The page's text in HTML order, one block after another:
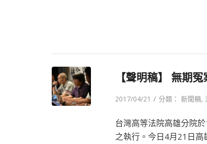
【聲明稿】 無期
2017/04/21 / 分類： 新聞稿,
台灣高等法院高雄分院
之執行。今日4月21日